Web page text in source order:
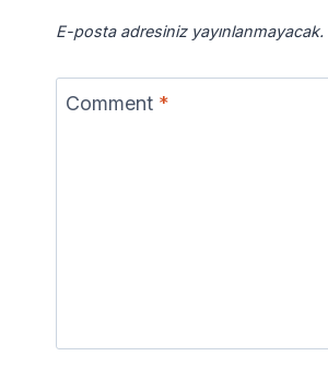
E-posta adresiniz yayınlanmayacak.
Comment *